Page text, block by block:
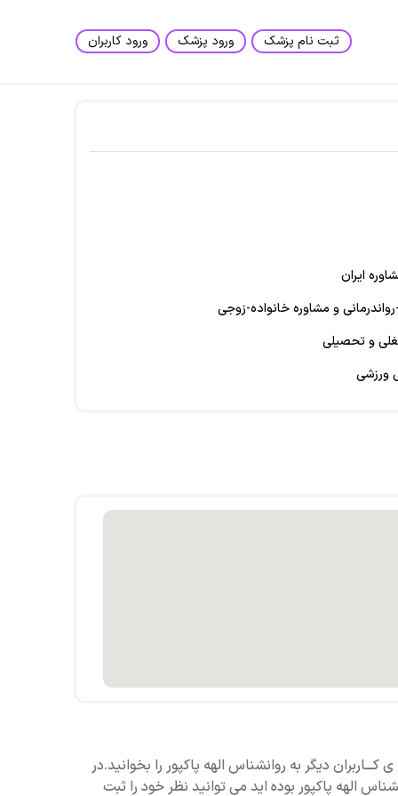
ثبت نام پزشک ورود پزشک ورود کاربران
ایران
و مشاوره خانواده-زوجی
و تحصیلی
ورزشی
روانپور، روبروی سازمان خبرنگاران، برج جم، طبقه
دیگر به روانشناس الهه پاکپور را بخوانید.در
الهه پاکپور بوده اید می توانید نظر خود را ثبت